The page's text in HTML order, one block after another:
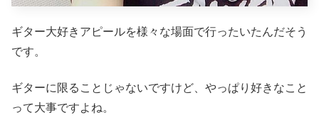
ギター大好きアピールを様々な場面で行ったいたんだそう
です。
ギターに限ることじゃないですけど、やっぱり好きなこと
って大事ですよね。